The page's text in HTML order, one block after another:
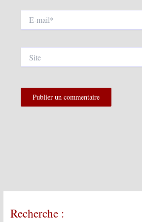
mail*
Recherche :